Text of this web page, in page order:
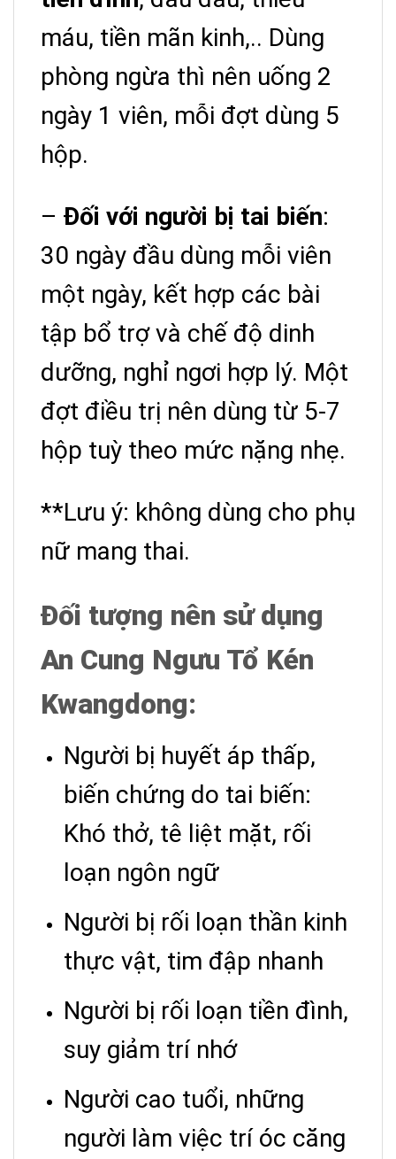
máu, tiền mãn kinh,.. Dùng
phòng ngừa thì nên uống 2
ngày 1 viên, mỗi đợt dùng 5
hộp.
– Đối với người bị tai biến:
30 ngày đầu dùng mỗi viên
một ngày, kết hợp các bài
tập bổ trợ và chế độ dinh
dưỡng, nghỉ ngơi hợp lý. Một
đợt điều trị nên dùng từ 5-7
hộp tuỳ theo mức nặng nhẹ.
**Lưu ý: không dùng cho phụ
nữ mang thai.
Đối tượng nên sử dụng
An Cung Ngưu Tổ Kén
Kwangdong:
Người bị huyết áp thấp,
biến chứng do tai biến:
Khó thở, tê liệt mặt, rối
loạn ngôn ngữ
Người bị rối loạn thần kinh
thực vật, tim đập nhanh
Người bị rối loạn tiền đình,
suy giảm trí nhớ
Người cao tuổi, những
người làm việc trí óc căng